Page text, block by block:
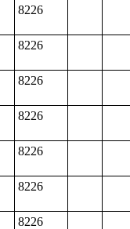
8226
8226
8226
8226
8226
8226
8226